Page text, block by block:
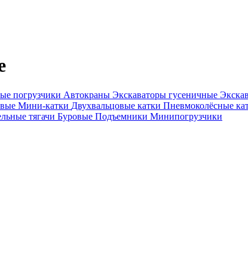
погрузчики Автокраны Экскаваторы гусеничные
Мини-катки Двухвальцовые катки Пневмоколёсные
тягачи Буровые Подъемники Минипогрузчики